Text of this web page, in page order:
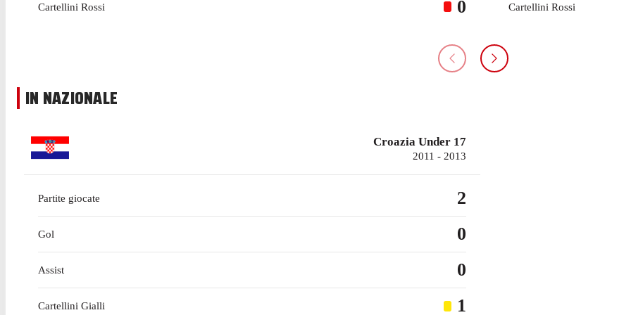
Cartellini Rossi 0 Cartellini Rossi
IN NAZIONALE
Croazia Under 17
2011 - 2013
Partite giocate 2
Gol 0
Assist 0
Cartellini Gialli 1